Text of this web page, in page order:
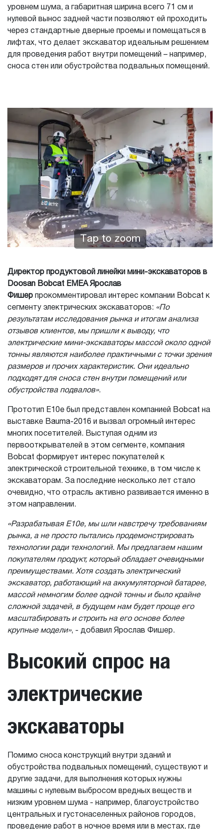
уровнем шума, а габаритная ширина всего 71 см и
нулевой вынос задней части позволяют ей проходить
через стандартные дверные проемы и помещаться в
лифтах, что делает экскаватор идеальным решением
для проведения работ внутри помещений – например,
сноса стен или обустройства подвальных помещений.
Tap to zoom
Директор продуктовой линейки мини-экскаваторов в
Doosan Bobcat EMEA Ярослав
Фишер прокомментировал интерес компании Bobcat к
сегменту электрических экскаваторов: «По
результатам исследования рынка и итогам анализа
отзывов клиентов, мы пришли к выводу, что
электрические мини-экскаваторы массой около одной
тонны являются наиболее практичными с точки зрения
размеров и прочих характеристик. Они идеально
подходят для сноса стен внутри помещений или
обустройства подвалов».
Прототип E10e был представлен компанией Bobcat на
выставке Bauma-2016 и вызвал огромный интерес
многих посетителей. Выступая одним из
первооткрывателей в этом сегменте, компания
Bobcat формирует интерес покупателей к
электрической строительной технике, в том числе к
экскаваторам. За последние несколько лет стало
очевидно, что отрасль активно развивается именно в
этом направлении.
«Разрабатывая E10e, мы шли навстречу требованиям
рынка, а не просто пытались продемонстрировать
технологии ради технологий. Мы предлагаем нашим
покупателям продукт, который обладает очевидными
преимуществами. Хотя создать электрический
экскаватор, работающий на аккумуляторной батарее,
массой немногим более одной тонны и было крайне
сложной задачей, в будущем нам будет проще его
масштабировать и строить на его основе более
крупные модели», - добавил Ярослав Фишер.
Высокий спрос на
электрические
экскаваторы
Помимо сноса конструкций внутри зданий и
обустройства подвальных помещений, существуют и
другие задачи, для выполнения которых нужны
машины с нулевым выбросом вредных веществ и
низким уровнем шума - например, благоустройство
центральных и густонаселенных районов городов,
проведение работ в ночное время или в местах, где